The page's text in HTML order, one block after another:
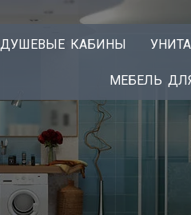
ДУШЕВЫЕ КАБИНЫ
МЕБЕЛЬ